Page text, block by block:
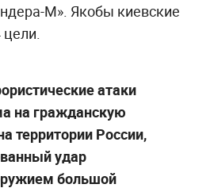
М». Якобы киевские
цели.
атаки
на гражданскую
территории России,
удар
большой